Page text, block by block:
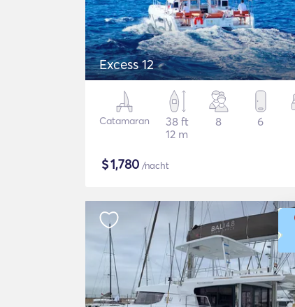
Excess 12
Catamaran
38 ft
12 m
8 6
$1,780 /nacht